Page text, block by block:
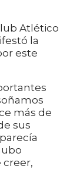
Atlético
la
este
más de
sus
creer,